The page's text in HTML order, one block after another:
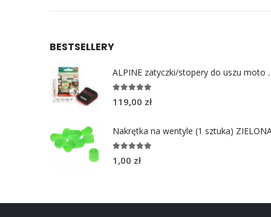
BESTSELLERY
ALPINE
out of 5
119,00 zł
Nakrętka na wentyle (1 sztuka)
out of 5
1,00 zł